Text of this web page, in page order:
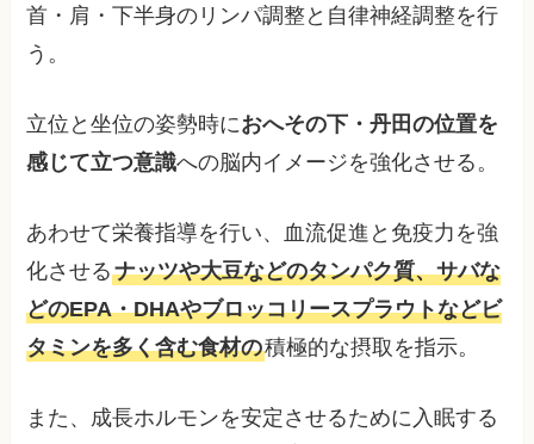
首・肩・下半身のリンパ調整と自律神経調整を行
う。
立位と坐位の姿勢時におへその下・丹田の位置を
感じて立つ意識への脳内イメージを強化させる。
あわせて栄養指導を行い、血流促進と免疫力を強
化させるナッツや大豆などのタンパク質、サバな
どのEPA・DHAやブロッコリースプラウトなどビ
タミンを多く含む食材の積極的な摂取を指示。
また、成長ホルモンを安定させるために入眠する